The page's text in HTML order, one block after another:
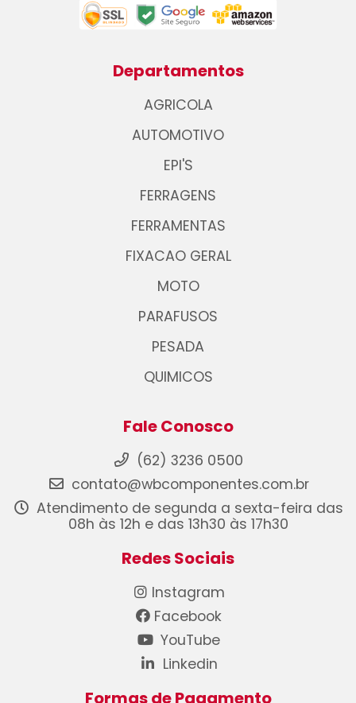
Departamentos
AGRICOLA
AUTOMOTIVO
EPI'S
FERRAGENS
FERRAMENTAS
FIXACAO GERAL
MOTO
PARAFUSOS
PESADA
QUIMICOS
Fale Conosco
(62) 3236 0500
contato@wbcomponentes.com.br
Atendimento de segunda a sexta-feira das
08h às 12h e das 13h30 às 17h30
Redes Sociais
Instagram
Facebook
YouTube
Linkedin
Formas de Pagamento